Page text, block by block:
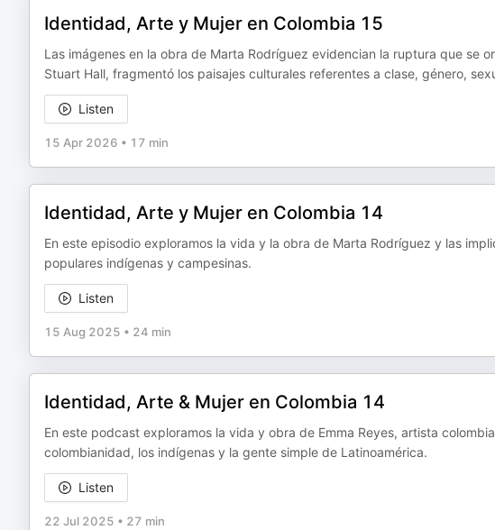
Identidad, Arte y Mujer en Colombia 15
Las imágenes en la obra de Marta Rodríguez evidencian la ruptura que se
Stuart Hall, fragmentó los paisajes culturales referentes a clase, género,
Listen
15 Apr 2026 • 17 min
Identidad, Arte y Mujer en Colombia 14
En este episodio exploramos la vida y la obra de Marta Rodríguez y las
populares indígenas y campesinas.
Listen
15 Aug 2025 • 24 min
Identidad, Arte & Mujer en Colombia 14
En este podcast exploramos la vida y obra de Emma Reyes, artista
colombianidad, los indígenas y la gente simple de Latinoamérica.
Listen
22 Jul 2025 • 27 min